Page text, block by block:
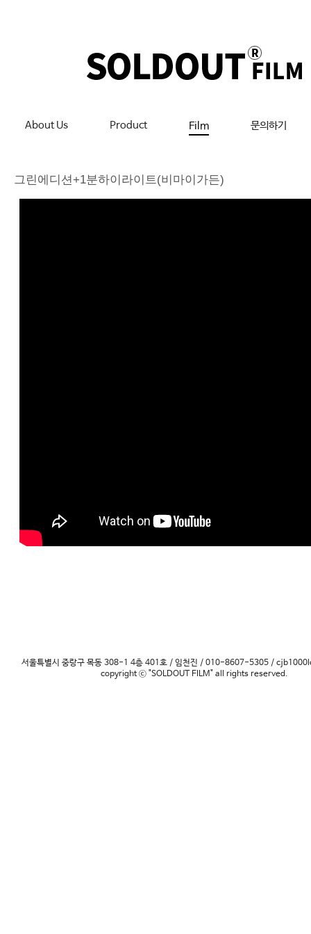
About Us Product Film 문의하기
그린에디션+1분하이라이트(비마이가든)
서울특별시 중랑구 목동 308-1 4층 401호 / 임천진 / 010-8607-5305 /
copyright ⓒ "SOLDOUT FILM" all rights reserved.